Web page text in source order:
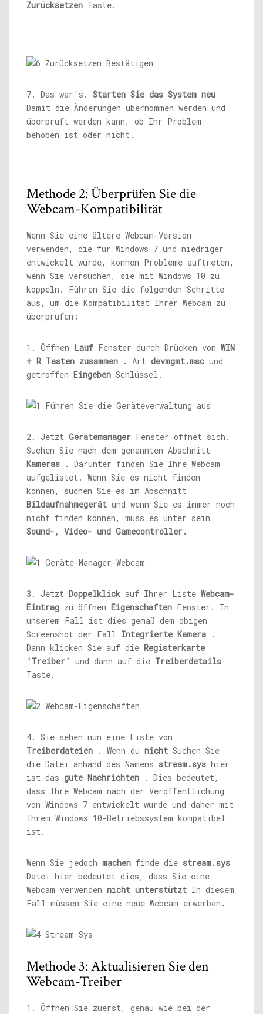
Zurücksetzen Taste.
7. Das war's. Starten Sie das System neu
Damit die Änderungen übernommen werden und
überprüft werden kann, ob Ihr Problem
behoben ist oder nicht.
Methode 2: Überprüfen Sie die
Webcam-Kompatibilität
Wenn Sie eine ältere Webcam-Version
verwenden, die für Windows 7 und niedriger
entwickelt wurde, können Probleme auftreten,
wenn Sie versuchen, sie mit Windows 10 zu
koppeln. Führen Sie die folgenden Schritte
aus, um die Kompatibilität Ihrer Webcam zu
überprüfen:
1. Öffnen Lauf Fenster durch Drücken von WIN
+ R Tasten zusammen . Art devmgmt.msc und
getroffen Eingeben Schlüssel.
2. Jetzt Gerätemanager Fenster öffnet sich.
Suchen Sie nach dem genannten Abschnitt
Kameras . Darunter finden Sie Ihre Webcam
aufgelistet. Wenn Sie es nicht finden
können, suchen Sie es im Abschnitt
Bildaufnahmegerät und wenn Sie es immer noch
nicht finden können, muss es unter sein
Sound-, Video- und Gamecontroller.
3. Jetzt Doppelklick auf Ihrer Liste Webcam-
Eintrag zu öffnen Eigenschaften Fenster. In
unserem Fall ist dies gemäß dem obigen
Screenshot der Fall Integrierte Kamera .
Dann klicken Sie auf die Registerkarte
'Treiber' und dann auf die Treiberdetails
Taste.
4. Sie sehen nun eine Liste von
Treiberdateien . Wenn du nicht Suchen Sie
die Datei anhand des Namens stream.sys hier
ist das gute Nachrichten . Dies bedeutet,
dass Ihre Webcam nach der Veröffentlichung
von Windows 7 entwickelt wurde und daher mit
Ihrem Windows 10-Betriebssystem kompatibel
ist.
Wenn Sie jedoch machen finde die stream.sys
Datei hier bedeutet dies, dass Sie eine
Webcam verwenden nicht unterstützt In diesem
Fall müssen Sie eine neue Webcam erwerben.
Methode 3: Aktualisieren Sie den
Webcam-Treiber
1. Öffnen Sie zuerst, genau wie bei der